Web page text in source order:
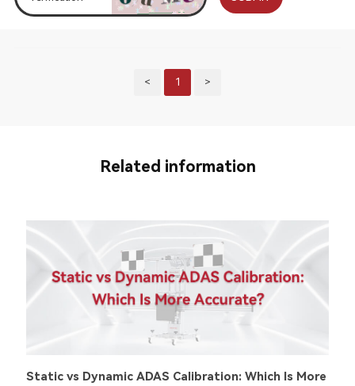
< 1 >
Related information
Static vs Dynamic ADAS Calibration: Which Is More